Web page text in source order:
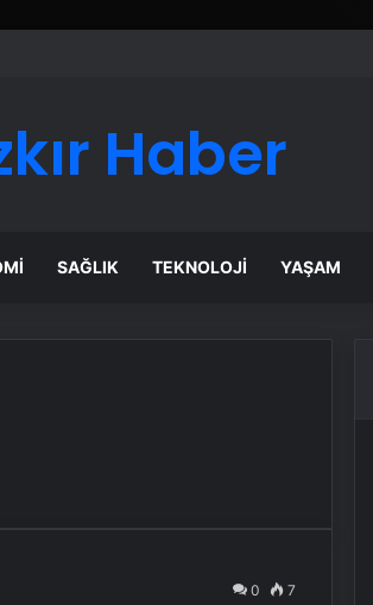
Haber
SAĞLIK TEKNOLOJI YAŞAM
0 7